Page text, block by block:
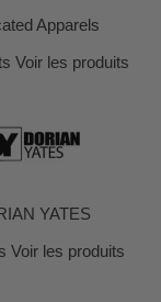
Apparels
Voir les produits
YATES
Voir les produits